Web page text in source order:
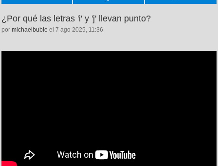
¿Por qué las letras 'i' y 'j' llevan punto?
por michaelbuble el 7 ago 2025, 11:36